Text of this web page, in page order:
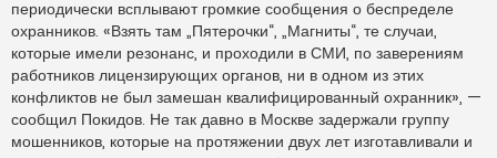
периодически всплывают громкие сообщения о беспределе
охранников. «Взять там „Пятерочки“, „Магниты“, те случаи,
которые имели резонанс, и проходили в СМИ, по заверениям
работников лицензирующих органов, ни в одном из этих
конфликтов не был замешан квалифицированный охранник», —
сообщил Покидов. Не так давно в Москве задержали группу
мошенников, которые на протяжении двух лет изготавливали и